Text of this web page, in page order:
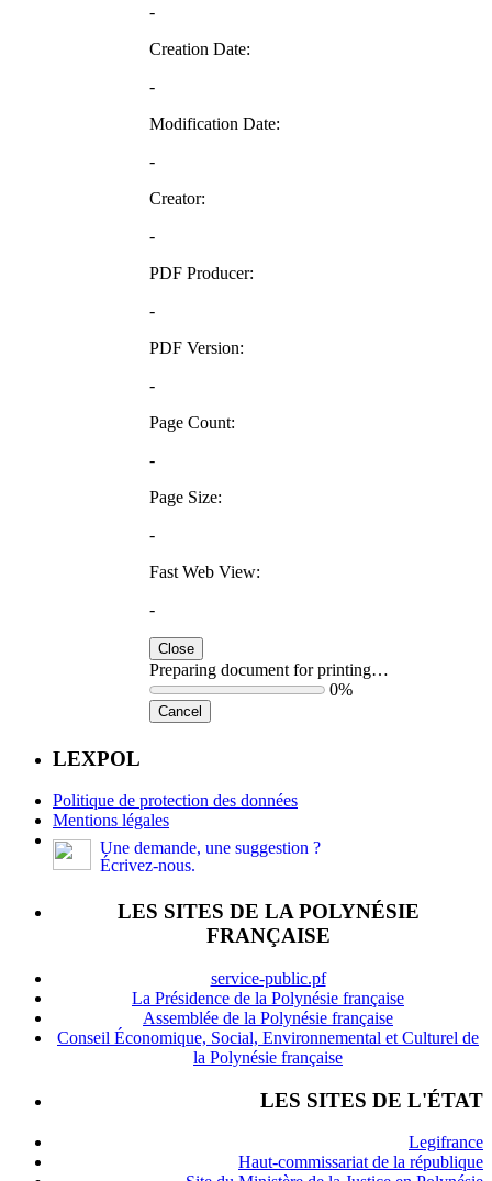
-
Creation Date:
-
Modification Date:
-
Creator:
-
PDF Producer:
-
PDF Version:
-
Page Count:
-
Page Size:
-
Fast Web View:
-
Close
Preparing document for printing…
0%
Cancel
LEXPOL
Politique de protection des données
Mentions légales
Une demande, une suggestion ?
Écrivez-nous.
LES SITES DE LA POLYNÉSIE
FRANÇAISE
service-public.pf
La Présidence de la Polynésie française
Assemblée de la Polynésie française
Conseil Économique, Social, Environnemental et Culturel de
la Polynésie française
LES SITES DE L'ÉTAT
Legifrance
Haut-commissariat de la république